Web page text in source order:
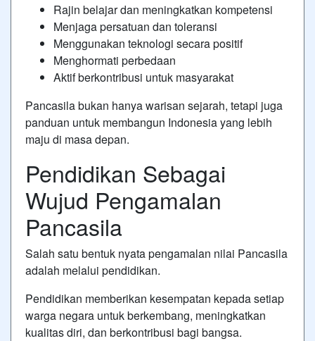
Rajin belajar dan meningkatkan kompetensi
Menjaga persatuan dan toleransi
Menggunakan teknologi secara positif
Menghormati perbedaan
Aktif berkontribusi untuk masyarakat
Pancasila bukan hanya warisan sejarah, tetapi juga
panduan untuk membangun Indonesia yang lebih
maju di masa depan.
Pendidikan Sebagai
Wujud Pengamalan
Pancasila
Salah satu bentuk nyata pengamalan nilai Pancasila
adalah melalui pendidikan.
Pendidikan memberikan kesempatan kepada setiap
warga negara untuk berkembang, meningkatkan
kualitas diri, dan berkontribusi bagi bangsa.